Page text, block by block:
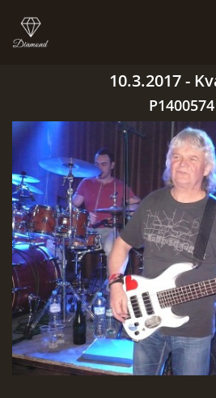
BIGBÍTY A VYSTOUPENÍ
ORCHESTR V PLNÉ SÍLE
CO HRAJEM | NEHRAJEM
NĚCO Z PRAVĚKU
DISKOGRAFIE
10.3.2017 -
P1400574